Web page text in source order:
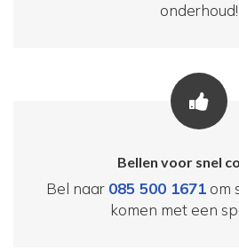
onderhoud!
Bellen voor snel
Bel naar 085 500 1671 om
komen met een